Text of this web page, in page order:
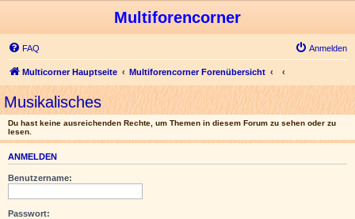
Multiforencorner
FAQ Anmelden
Multicorner Hauptseite Multiforencorner Forenübersicht
Musikalisches
Du hast keine ausreichenden Rechte, um Themen in diesem Forum zu sehen oder zu
lesen.
ANMELDEN
Benutzername:
Passwort: